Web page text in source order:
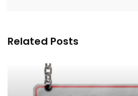
Related Posts